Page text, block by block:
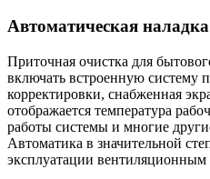
Автоматическая наладка
Приточная очистка для
включать встроенную систему
корректировки, снабженная
отображается температура
работы системы и многие
Автоматика в значительной
эксплуатации вентиляционным